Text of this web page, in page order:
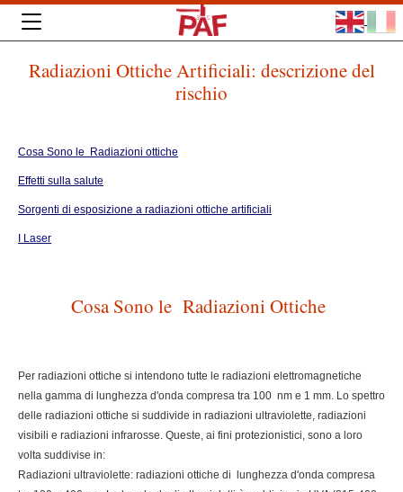
Radiazioni Ottiche Artificiali: descrizione del
rischio
Cosa Sono le Radiazioni ottiche
Effetti sulla salute
Sorgenti di esposizione a radiazioni ottiche artificiali
I Laser
Cosa Sono le Radiazioni Ottiche
Per radiazioni ottiche si intendono tutte le radiazioni elettromagnetiche
nella gamma di lunghezza d'onda compresa tra 100 nm e 1 mm. Lo spettro
delle radiazioni ottiche si suddivide in radiazioni ultraviolette, radiazioni
visibili e radiazioni infrarosse. Queste, ai fini protezionistici, sono a loro
volta suddivise in:
Radiazioni ultraviolette: radiazioni ottiche di lunghezza d'onda compresa